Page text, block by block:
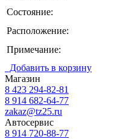
Состояние:
Расположение:
Примечание:
Добавить в корзину
Магазин
8 423 294-82-81
8 914 682-64-77
zakaz@tz25.ru
Автосервис
8 914 720-88-77